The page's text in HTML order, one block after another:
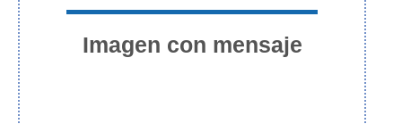
Imagen con mensaje